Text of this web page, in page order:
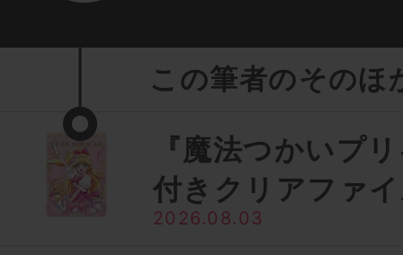
この筆者のそのほ
『魔法つかいプ
付きクリアファ
2026.08.03